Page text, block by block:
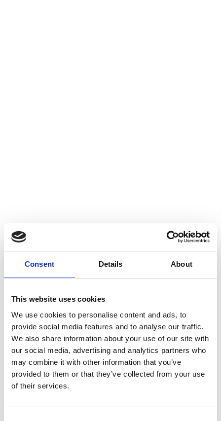
Consent Details About
This website uses cookies
We use cookies to personalise content and ads, to
provide social media features and to analyse our traffic.
We also share information about your use of our site with
our social media, advertising and analytics partners who
may combine it with other information that you’ve
provided to them or that they’ve collected from your use
of their services.